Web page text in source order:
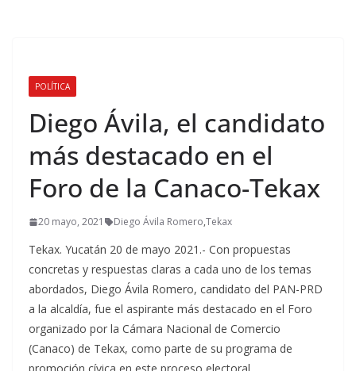
POLÍTICA
Diego Ávila, el candidato
más destacado en el
Foro de la Canaco-Tekax
20 mayo, 2021 Diego Ávila Romero,Tekax
Tekax. Yucatán 20 de mayo 2021.- Con propuestas
concretas y respuestas claras a cada uno de los temas
abordados, Diego Ávila Romero, candidato del PAN-PRD
a la alcaldía, fue el aspirante más destacado en el Foro
organizado por la Cámara Nacional de Comercio
(Canaco) de Tekax, como parte de su programa de